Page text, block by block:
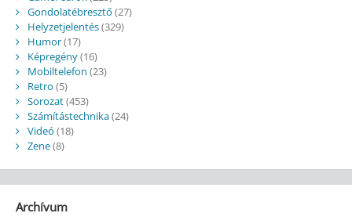
Gondolatébresztő (27)
Helyzetjelentés(329)
Humor(17)
Képregény(16)
Mobiltelefon (23)
Retro (5)
Sorozat(453)
Számítástechnika(24)
Videó (18)
Zene(8)
Archívum